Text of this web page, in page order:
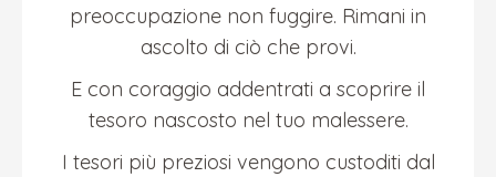
preoccupazione non fuggire. Rimani in
ascolto di ciò che provi.
E con coraggio addentrati a scoprire il
tesoro nascosto nel tuo malessere.
I tesori più preziosi vengono custoditi dal